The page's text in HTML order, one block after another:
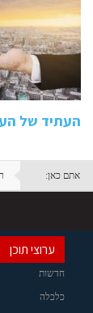
העתיד של
אתם כאן:
ערוצי תוכן
חדשות
כלכלה